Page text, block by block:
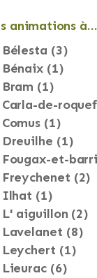
animations à…
bélesta (3)
bénaix (1)
bram (1)
carla-de-
comus (1)
dreuilhe (1)
fougax-et-
freychenet (2)
ilhat (1)
l' aiguillon (2)
lavelanet (8)
leychert (1)
lieurac (6)